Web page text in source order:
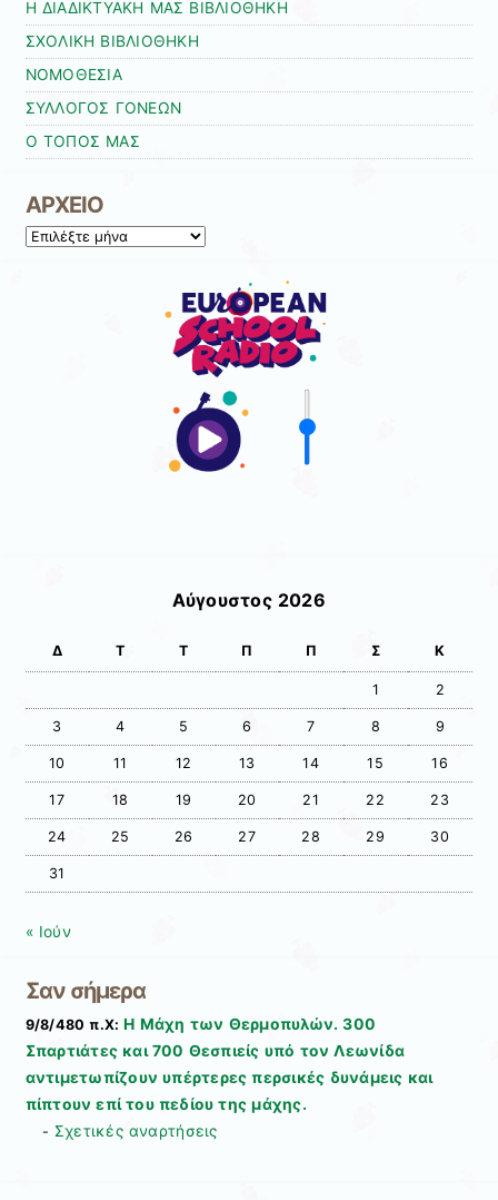
Η ΔΙΑΔΙΚΤΥΑΚΗ ΜΑΣ ΒΙΒΛΙΟΘΗΚΗ
ΣΧΟΛΙΚΗ ΒΙΒΛΙΟΘΗΚΗ
ΝΟΜΟΘΕΣΙΑ
ΣΥΛΛΟΓΟΣ ΓΟΝΕΩΝ
Ο ΤΟΠΟΣ ΜΑΣ
ΑΡΧΕΙΟ
ΑΡΧΕΙΟ
Αύγουστος 2026
Δ Τ Τ Π Π Σ Κ
1 2
3 4 5 6 7 8 9
10 11 12 13 14 15 16
17 18 19 20 21 22 23
24 25 26 27 28 29 30
31
« Ιούν
Σαν σήμερα
9/8/480 π.Χ: Η Μάχη των Θερμοπυλών. 300
Σπαρτιάτες και 700 Θεσπιείς υπό τον Λεωνίδα
αντιμετωπίζουν υπέρτερες περσικές δυνάμεις και
πίπτουν επί του πεδίου της μάχης.
- Σχετικές αναρτήσεις